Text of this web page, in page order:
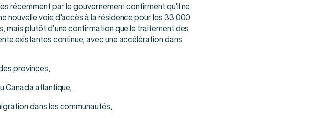
récemment par le gouvernement confirment qu’il ne
nouvelle voie d’accès à la résidence pour les 33 000
mais plutôt d’une confirmation que le traitement des
existantes continue, avec une accélération dans
provinces,
Canada atlantique,
dans les communautés,